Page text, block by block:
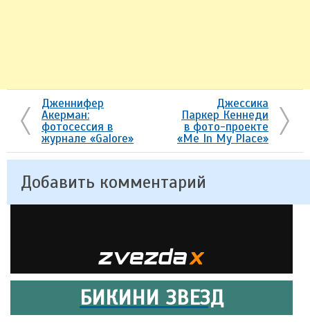
Дженнифер
Акерман:
фотосессия в
журнале «Galore»
Джессика
Паркер Кеннеди
в фото-проекте
«Me In My Place»
Добавить комментарий
БИКИНИ ЗВЕЗД